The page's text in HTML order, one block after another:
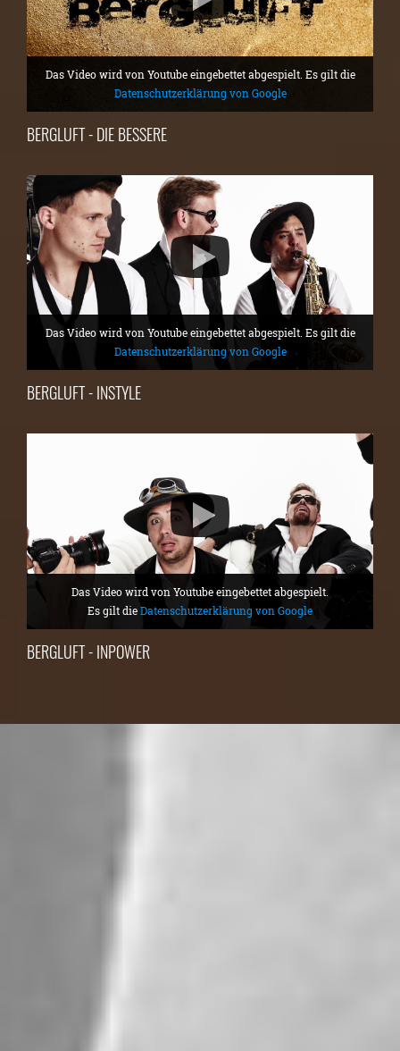
Das Video wird von Youtube eingebettet abgespielt. Es gilt die
Datenschutzerklärung von Google
BERGLUFT - DIE BESSERE
Das Video wird von Youtube eingebettet abgespielt. Es gilt die
Datenschutzerklärung von Google
BERGLUFT - INSTYLE
Das Video wird von Youtube eingebettet abgespielt.
Es gilt dieDatenschutzerklärung von Google
BERGLUFT - INPOWER